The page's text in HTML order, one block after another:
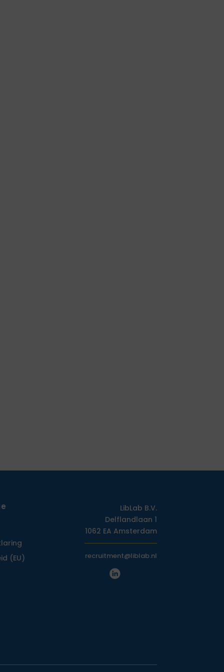
(EU)
LibLab B.V.
Delflandlaan 1
1062 EA Amsterdam
recruitment@liblab.nl